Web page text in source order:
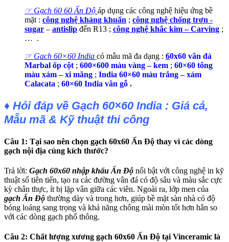
☞ Gạch 60 60 Ấn Độ áp dụng các công nghệ hiệu ứng bề
mặt : công nghệ kháng khuẩn ; công nghệ chống trơn -
sugar – antislip đến R13 ; công nghệ khắc kim – Carving ;
… .
☞ Gach 60×60 India có mẫu mã đa dạng : 60x60 vân đá
Marbal ốp cột ; 600×600 màu vàng – kem ; 60×60 tông
màu xám – xi măng ; India 60×60 màu trắng – xám
Calacata ; 60×60 India vân gỗ .
♦ Hỏi đáp về Gạch 60×60 India : Giá cả,
Mẫu mã & Kỹ thuật thi công
Câu 1: Tại sao nên chọn gạch 60x60 Ấn Độ thay vì các dòng
gạch nội địa cùng kích thước?
Trả lời: Gạch 60x60 nhập khẩu Ấn Độ nổi bật với công nghệ in kỹ
thuật số tiên tiến, tạo ra các đường vân đá có độ sâu và màu sắc cực
kỳ chân thực, ít bị lặp vân giữa các viên. Ngoài ra, lớp men của
gạch Ấn Độ thường dày và trong hơn, giúp bề mặt sàn nhà có độ
bóng loáng sang trọng và khả năng chống mài mòn tốt hơn hẳn so
với các dòng gạch phổ thông.
Câu 2: Chất lượng xương gạch 60x60 Ấn Độ tại Vinceramic là